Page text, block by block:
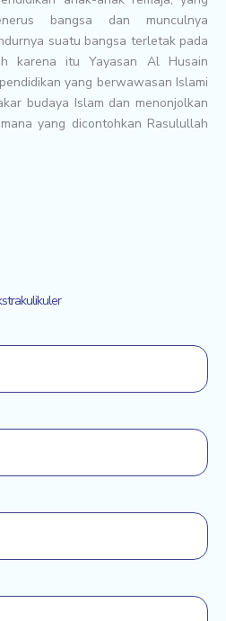
bangsa dan munculnya
suatu bangsa terletak pada
karena itu Yayasan Al Husain
yang berwawasan Islami
budaya Islam dan menonjolkan
yang dicontohkan Rasulullah